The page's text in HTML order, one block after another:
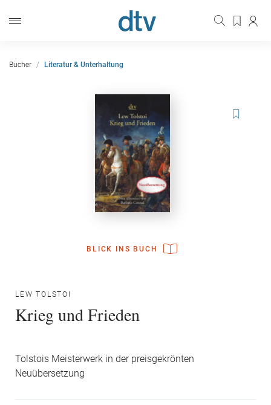
Bücher Literatur & Unterhaltung
BLICK INS BUCH
LEW TOLSTOI
Krieg und Frieden
Tolstois Meisterwerk in der preisgekrönten
Neuübersetzung